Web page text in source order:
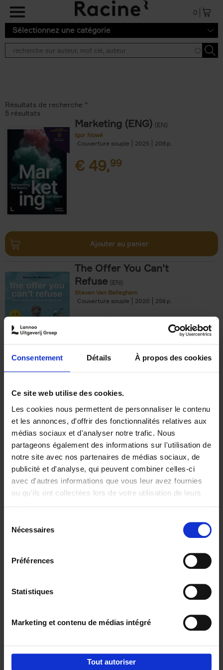
Consentement Détails À propos des cookies
Ce site web utilise des cookies.
Les cookies nous permettent de personnaliser le contenu
et les annonces, d'offrir des fonctionnalités relatives aux
médias sociaux et d'analyser notre trafic. Nous
partageons également des informations sur l'utilisation de
notre site avec nos partenaires de médias sociaux, de
publicité et d'analyse, qui peuvent combiner celles-ci
avec d'autres informations que vous leur avez fournies
ou qu'ils ont collectées lors de votre utilisation de leurs
Nécessaires
Préférences
Statistiques
Marketing et contenu de médias intégré
Tout autoriser
Aller au contenu principal
0
Sélectionnez une catégorie
Résultats de recherche ''
5 résultats
Marketing (ENG) (EN)
Igor Nowé
Couverture souple
2025 208
€ 49,99
Ajouter au panier
The Offer You Can't
Refuse (EN)
Steven Van Belleghem
Couverture souple
2020 256
€37,50
Building Bonds = Building
Business
Jochen Roef Jozefien De Feyter
Carolien Boom
Couverture souple
2025 200
€29,99
Digital marketing like a PRO -
completely revised edition (EN)